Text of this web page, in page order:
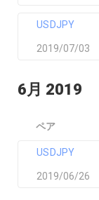
USDJPY
2019/07/03
6月 2019
ペア
USDJPY
2019/06/26